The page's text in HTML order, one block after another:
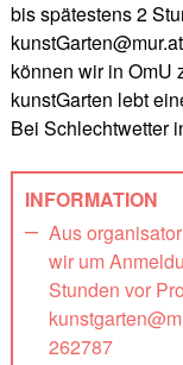
bis spätestens 2
können wir in OmU
kunstGarten lebt
Bei Schlechtwetter
INFORMATION
Aus
wir um
Stunden vor
262787